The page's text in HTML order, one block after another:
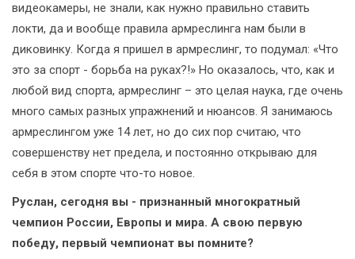
видеокамеры, не знали, как нужно правильно ставить
локти, да и вообще правила армреслинга нам были в
диковинку. Когда я пришел в армреслинг, то подумал: «Что
это за спорт - борьба на руках?!» Но оказалось, что, как и
любой вид спорта, армреслинг – это целая наука, где очень
много самых разных упражнений и нюансов. Я занимаюсь
армреслингом уже 14 лет, но до сих пор считаю, что
совершенству нет предела, и постоянно открываю для
себя в этом спорте что-то новое.
Руслан, сегодня вы - признанный многократный
чемпион России, Европы и мира. А свою первую
победу, первый чемпионат вы помните?